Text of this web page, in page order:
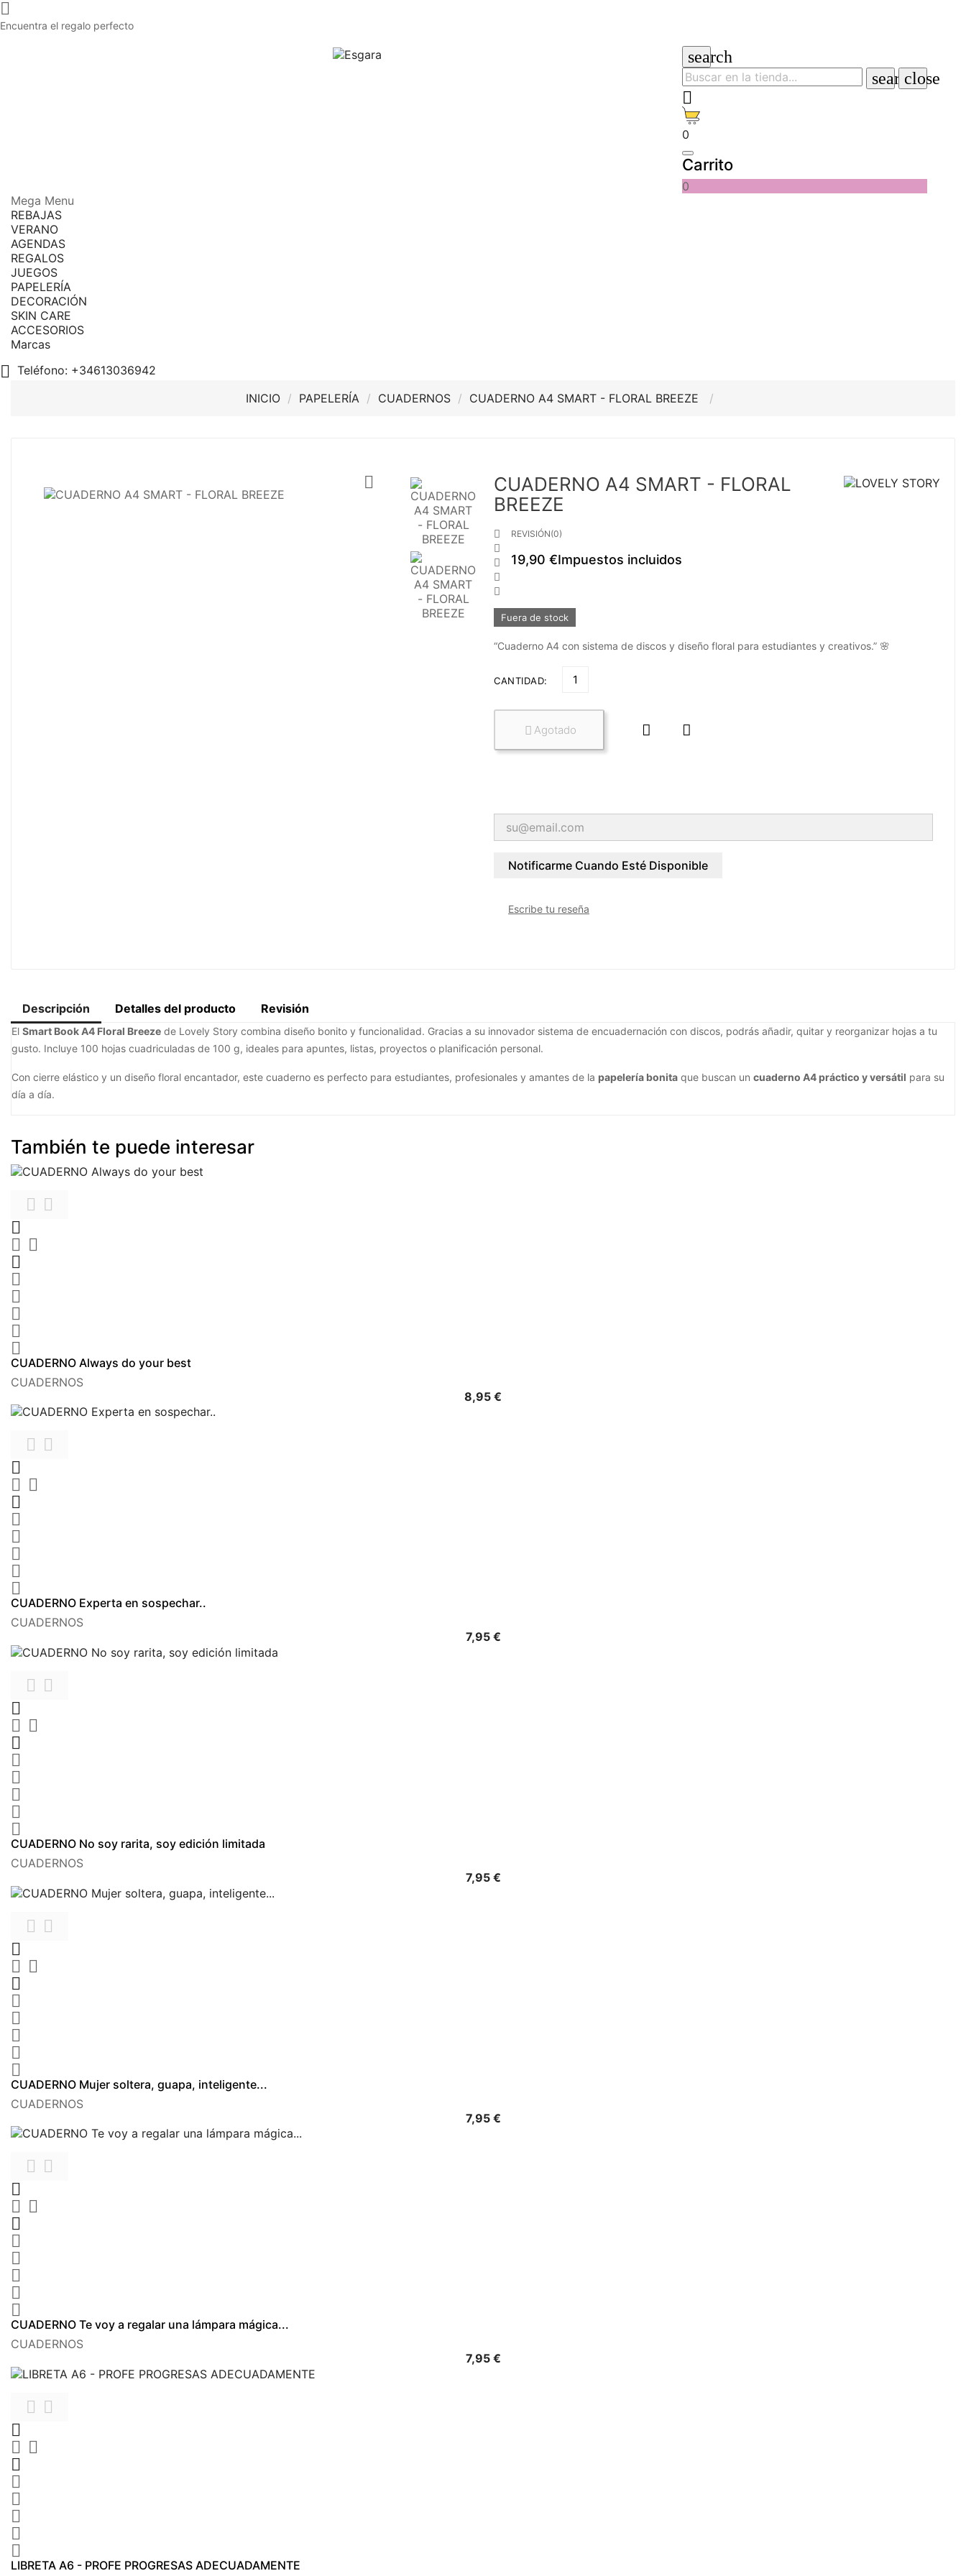

Encuentra el regalo perfecto
search
searchclose

0
Carrito
0
Mega Menu
REBAJAS
VERANO
AGENDAS
REGALOS
JUEGOS
PAPELERÍA
DECORACIÓN
SKIN CARE
ACCESORIOS
Marcas
 Teléfono: +34613036942
INICIO
PAPELERÍA CUADERNOS CUADERNO A4 SMART - FLORAL BREEZE

CUADERNO A4 SMART - FLORAL
BREEZE





REVISIÓN(0)
19,90 €Impuestos incluidos
Fuera de stock
“Cuaderno A4 con sistema de discos y diseño floral para estudiantes y creativos.” 🌸
CANTIDAD:
 Agotado  
Notificarme Cuando Esté Disponible
Escribe tu reseña
Descripción Detalles del producto Revisión
El Smart Book A4 Floral Breeze de Lovely Story combina diseño bonito y funcionalidad. Gracias a su innovador sistema de encuadernación con discos, podrás añadir, quitar y reorganizar hojas a tu
gusto. Incluye 100 hojas cuadriculadas de 100 g, ideales para apuntes, listas, proyectos o planificación personal.
Con cierre elástico y un diseño floral encantador, este cuaderno es perfecto para estudiantes, profesionales y amantes de la papelería bonita que buscan un cuaderno A4 práctico y versátil para su
día a día.
También te puede interesar
 

 






CUADERNO Always do your best
CUADERNOS
8,95 €











CUADERNO Experta en sospechar..
CUADERNOS
7,95 €Precio
 

 






CUADERNO No soy rarita, soy edición limitada
CUADERNOS
7,95 €Precio
 

 






CUADERNO Mujer soltera, guapa, inteligente...
CUADERNOS
7,95 €Precio











CUADERNO Te voy a regalar una lámpara mágica...
CUADERNOS
7,95 €Precio
 

 






LIBRETA A6 - PROFE PROGRESAS ADECUADAMENTE